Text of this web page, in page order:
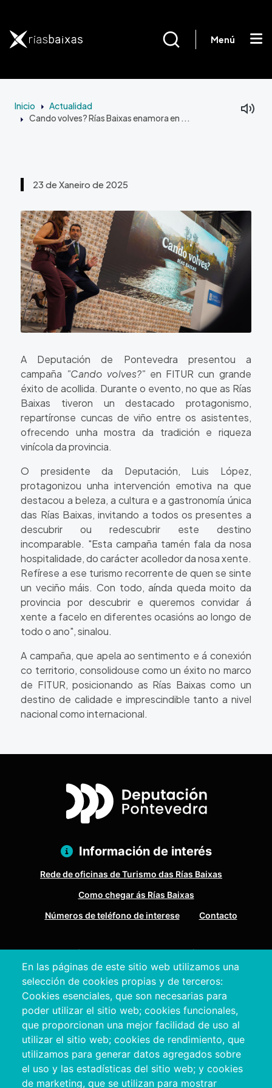
Menú
Inicio Actualidad
Cando volves? Rías Baixas enamora en ...
23 de Xaneiro de 2025
A Deputación de Pontevedra presentou a
campaña "Cando volves?" en FITUR cun grande
éxito de acollida. Durante o evento, no que as Rías
Baixas tiveron un destacado protagonismo,
repartíronse cuncas de viño entre os asistentes,
ofrecendo unha mostra da tradición e riqueza
vinícola da provincia.
O presidente da Deputación, Luis López,
protagonizou unha intervención emotiva na que
destacou a beleza, a cultura e a gastronomía única
das Rías Baixas, invitando a todos os presentes a
descubrir ou redescubrir este destino
incomparable. "Esta campaña tamén fala da nosa
hospitalidade, do carácter acolledor da nosa xente.
Refírese a ese turismo recorrente de quen se sinte
un veciño máis. Con todo, aínda queda moito da
provincia por descubrir e queremos convidar á
xente a facelo en diferentes ocasións ao longo de
todo o ano", sinalou.
A campaña, que apela ao sentimento e á conexión
co territorio, consolidouse como un éxito no marco
de FITUR, posicionando as Rías Baixas como un
destino de calidade e imprescindible tanto a nivel
nacional como internacional.
En las páginas de este sitio web utilizamos una
selección de cookies propias y de terceros:
Cookies esenciales, que son necesarias para
poder utilizar el sitio web; cookies funcionales,
que proporcionan una mejor facilidad de uso al
utilizar el sitio web; cookies de rendimiento, que
utilizamos para generar datos agregados sobre
el uso y las estadísticas del sitio web; y cookies
de marketing, que se utilizan para mostrar
Información de interés
Rede de oficinas de Turismo das Rías Baixas
Como chegar ás Rías Baixas
Números de teléfono de interese
Contacto
Pazo Deputación Provincial. Avda. Montero Ríos, s/n - 36071
Pontevedra
+34 986 804 100 | +34 986 804 124